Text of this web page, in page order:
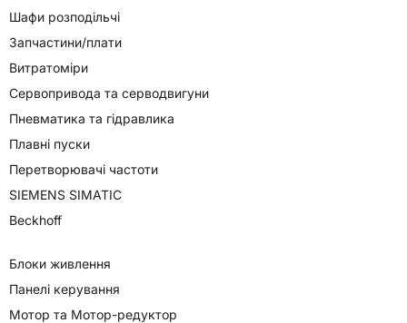
Шафи розподільчі
Запчастини/плати
Витратоміри
Сервопривода та серводвигуни
Пневматика та гідравлика
Плавні пуски
Перетворювачі частоти
SIEMENS SIMATIC
Beckhoff
Блоки живлення
Панелі керування
Мотор та Мотор-редуктор